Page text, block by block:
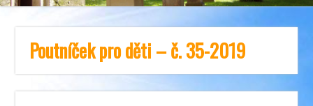
Poutníček pro děti – č. 35-2019